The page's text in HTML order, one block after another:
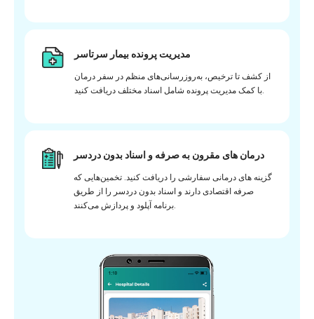
مدیریت پرونده بیمار سرتاسر
از کشف تا ترخیص، به‌روزرسانی‌های منظم در سفر درمان
با کمک مدیریت پرونده شامل اسناد مختلف دریافت کنید.
درمان های مقرون به صرفه و اسناد بدون دردسر
گزینه های درمانی سفارشی را دریافت کنید. تخمین‌هایی که
صرفه اقتصادی دارند و اسناد بدون دردسر را از طریق
برنامه آپلود و پردازش می‌کنند.